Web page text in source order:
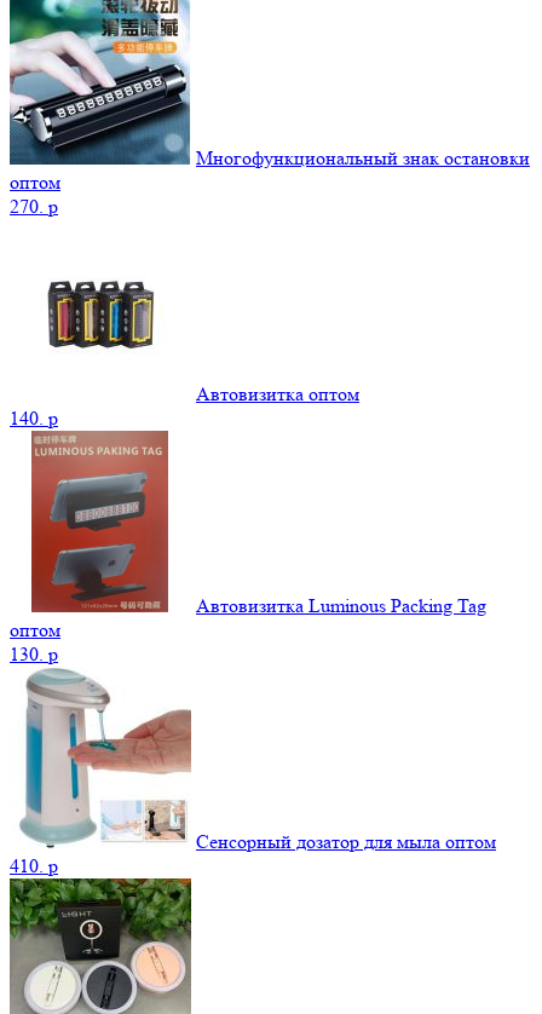
Многофункциональный знак остановки
оптом
270. p
Автовизитка оптом
140. p
Автовизитка Luminous Packing Tag
оптом
130. p
Сенсорный дозатор для мыла оптом
410. p